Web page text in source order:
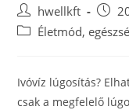
Post
author:
hwellkft
Post
PostÉletmód,
Ivóvíz lúgosítás?
csak a megfelelő